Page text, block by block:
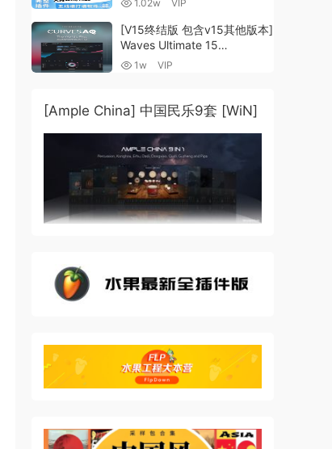
MacOSX]（80.48GB+）
1.02w VIP
[V15终结版 包含v15其他版本]
Waves Ultimate 15
v25.05.27+一键安装版+安装
（4.1GB+10.2GB+9.6GB）
1w VIP
[Ample China] 中国民乐9套 [WiN]